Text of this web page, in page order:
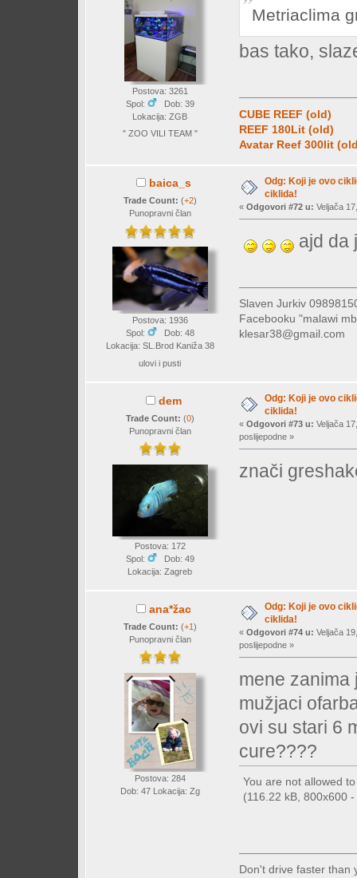
Postova: 3261
Spol:
Dob: 39
Lokacija: ZGB
" ZOO VILI TEAM "
Metriaclima
bas tako,
CUBE REEF (old)
REEF 180Lit (old)
Avatar Reef 300lit
baica_s
Trade Count: (+2)
Punopravni član
Postova: 1936
Spol:
Dob: 48
Lokacija: SL.Brod Kaniža 38
ulovi i pusti
Odg: Koji je ovo
ciklida!
« Odgovori #72 u: Veljača
ajd da
Slaven Jurkiv
Facebooku "malawi
klesar38@gmail.com
dem
Trade Count: (0)
Punopravni član
Postova: 172
Spol:
Dob: 49
Lokacija: Zagreb
Odg: Koji je ovo
ciklida!
« Odgovori #73 u: Veljača
poslijepodne »
znači
ana*žac
Trade Count: (+1)
Punopravni član
Postova: 284
Dob: 47 Lokacija: Zg
Odg: Koji je ovo
ciklida!
« Odgovori #74 u: Veljača
poslijepodne »
mene zanima
mužjaci
ovi su stari 6
cure????
You are not allowed
(116.22 kB, 800x600
Don't drive faster than